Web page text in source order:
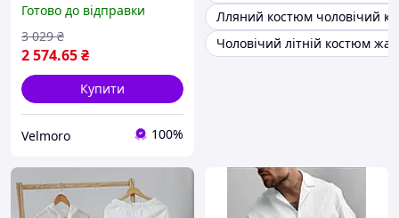
сорочка шорти літній
легкий стильний преміум
Готово до відправки
2 574.65₴
3 029 ₴
Купити
Velmoro 100%
Лляний костюм чоловічий
Чоловічий літній костюм